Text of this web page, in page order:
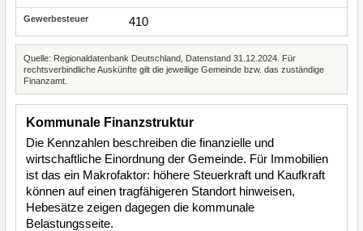
410
Quelle: Regionaldatenbank Deutschland, Datenstand 31.12.2024. Für
rechtsverbindliche Auskünfte gilt die jeweilige Gemeinde bzw. das zuständige
Finanzamt.
Kommunale Finanzstruktur
Die Kennzahlen beschreiben die finanzielle und
wirtschaftliche Einordnung der Gemeinde. Für Immobilien
ist das ein Makrofaktor: höhere Steuerkraft und Kaufkraft
können auf einen tragfähigeren Standort hinweisen,
Hebesätze zeigen dagegen die kommunale
Belastungsseite.